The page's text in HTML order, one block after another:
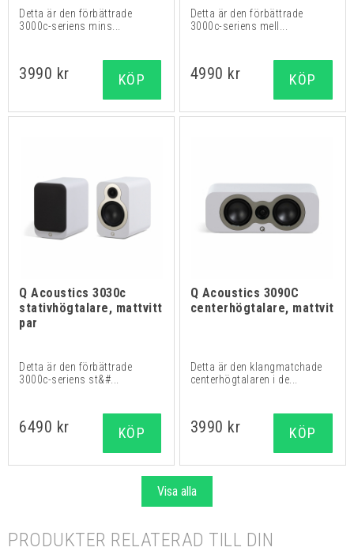
Detta är den förbättrade
3000c-seriens mins...
3990 kr KÖP
Detta är den förbättrade
3000c-seriens mell...
4990 kr KÖP
Q Acoustics 3030c
stativhögtalare, mattvitt
par
Detta är den förbättrade
3000c-seriens st&#...
6490 kr KÖP
Q Acoustics 3090C
centerhögtalare, mattvit
Detta är den klangmatchade
centerhögtalaren i de...
3990 kr KÖP
Visa alla
PRODUKTER RELATERAD TILL DIN